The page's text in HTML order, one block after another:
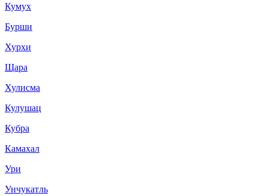
Кумух
Бурши
Хурхи
Щара
Хулисма
Кулушац
Кубра
Камахал
Ури
Унчукатль